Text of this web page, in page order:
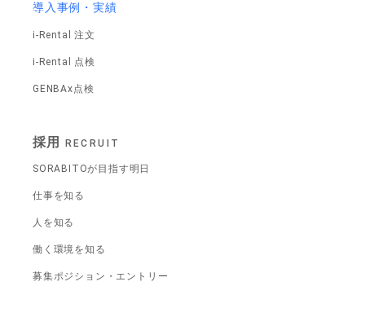
導入事例・実績
i-Rental 注文
i-Rental 点検
GENBAx点検
採用 RECRUIT
SORABITOが目指す明日
仕事を知る
人を知る
働く環境を知る
募集ポジション・エントリー